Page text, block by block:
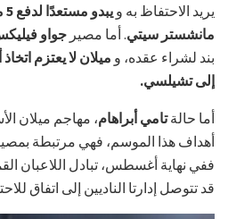
يريد الاحتفاظ به و
مانشستر سيتي. أما مصير جواو
بند لشراء عقده، و ميلان لا يعتزم
إلى تشيلسي.
أما حالةتامي أبراهام، مهاجم ميلان
أهداف هذا الموسم، فهي مرتبطة
ففي نهاية أغسطس، تبادل اللاعبان
قد تتوصل إدارتا الناديين إلى اتفاق